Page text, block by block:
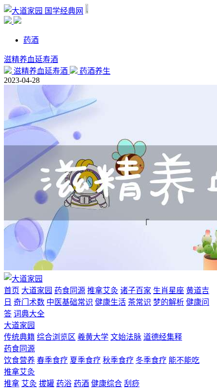
国学经典网
药酒
滋精养血延寿酒
滋精养血延寿酒
药酒养生
2023-04-28
首页 大道家园 药食同源 推拿艾灸 诸子百家 生肖星座 黄道吉
日 奇门术数 中医基础常识 健康生活 茶常识 梦的解析 健康问
答 词典大全
大道家园
传统典籍 综合浏览区 羲黄大学 文始法脉 道德经集释
药食同源
饮食营养 春季食疗 夏季食疗 秋季食疗 冬季食疗 能不能吃
推拿艾灸
推拿 艾灸 拔罐 药浴 药酒 健康综合 刮痧